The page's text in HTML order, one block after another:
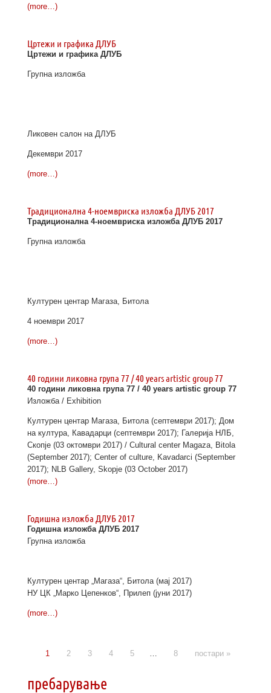
(more…)
Цртежи и графика ДЛУБ
Цртежи и графика ДЛУБ
Групна изложба
Ликовен салон на ДЛУБ
Декември 2017
(more…)
Традиционална 4-ноемвриска изложба ДЛУБ 2017
Традиционална 4-ноемвриска изложба ДЛУБ 2017
Групна изложба
Културен центар Магаза, Битола
4 ноември 2017
(more…)
40 години ликовна група 77 / 40 years artistic group 77
40 години ликовна група 77 / 40 years artistic group 77
Изложба / Exhibition
Културен центар Магаза, Битола (септември 2017); Дом
на култура, Кавадарци (септември 2017); Галерија НЛБ,
Скопје (03 октомври 2017) / Cultural center Magaza, Bitola
(September 2017); Center of culture, Kavadarci (September
2017); NLB Gallery, Skopje (03 October 2017)
(more…)
Годишна изложба ДЛУБ 2017
Годишна изложба ДЛУБ 2017
Групна изложба
Културен центар „Магаза“, Битола (мај 2017)
НУ ЦК „Марко Цепенков“, Прилеп (јуни 2017)
(more…)
1 2 3 4 5 8 постари »
пребарување